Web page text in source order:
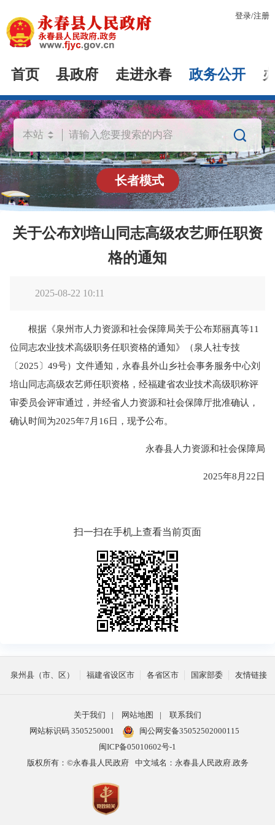
登录/注册
首页 县政府 走进永春 政务公开

长者模式
关于公布刘培山同志高级农艺师任职资
格的通知
2025-08-22 10:11
根据《泉州市人力资源和社会保障局关于公布郑丽真等11
位同志农业技术高级职务任职资格的通知》（泉人社专技
〔2025〕49号）文件通知，永春县外山乡社会事务服务中心刘
培山同志高级农艺师任职资格，经福建省农业技术高级职称评
审委员会评审通过，并经省人力资源和社会保障厅批准确认，
确认时间为2025年7月16日，现予公布。
永春县人力资源和社会保障局
2025年8月22日
扫一扫在手机上查看当前页面
泉州县（市、区） 福建省设区市 各省区市 国家部委 友情链接
关于我们 | 网站地图 |
联系我们
网站标识码 3505250001
闽公网安备35052502000115
闽ICP备05010602号-1
版权所有：©永春县人民政府
中文域名：永春县人民政府.政务